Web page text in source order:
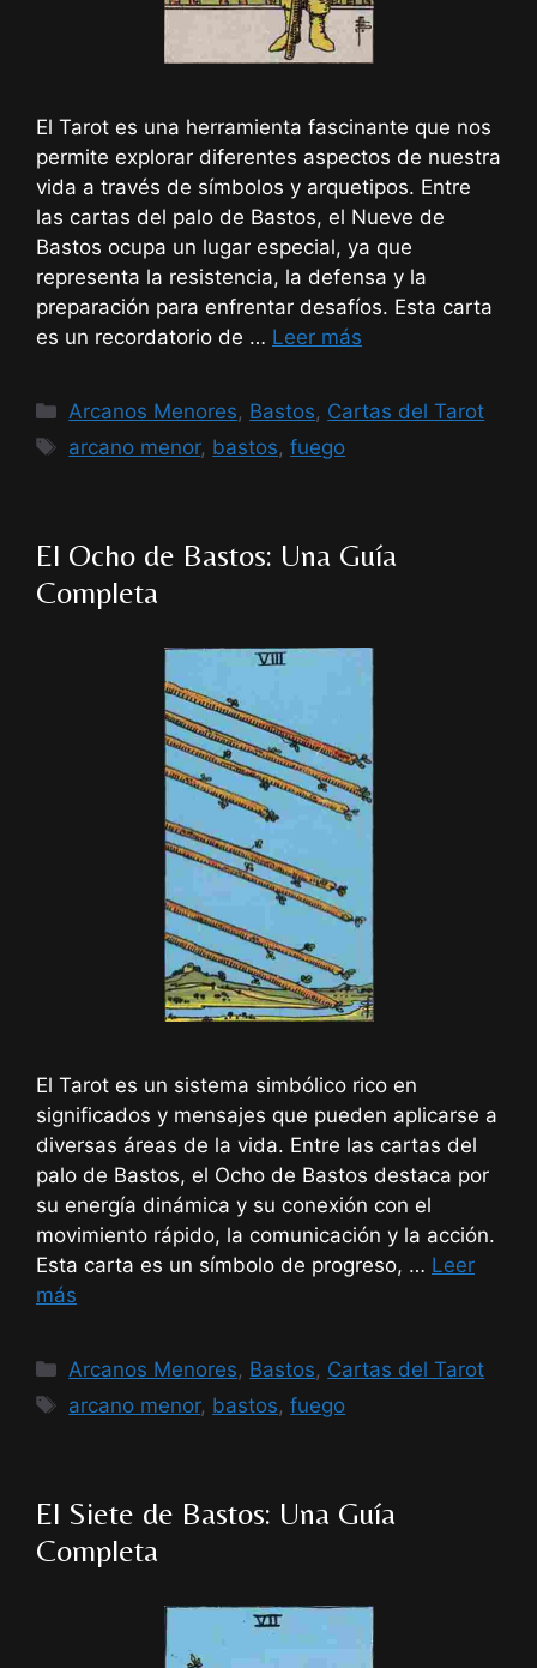
El Tarot es una herramienta fascinante que nos
permite explorar diferentes aspectos de nuestra
vida a través de símbolos y arquetipos. Entre
las cartas del palo de Bastos, el Nueve de
Bastos ocupa un lugar especial, ya que
representa la resistencia, la defensa y la
preparación para enfrentar desafíos. Esta carta
es un recordatorio de … Leer más
Categorías
Arcanos Menores, Bastos, Cartas del Tarot
Etiquetas
arcano menor, bastos,fuego
El Ocho de Bastos: Una Guía
Completa
El Tarot es un sistema simbólico rico en
significados y mensajes que pueden aplicarse a
diversas áreas de la vida. Entre las cartas del
palo de Bastos, el Ocho de Bastos destaca por
su energía dinámica y su conexión con el
movimiento rápido, la comunicación y la acción.
Esta carta es un símbolo de progreso, … Leer
más
Categorías
Arcanos Menores, Bastos, Cartas del Tarot
Etiquetas
arcano menor, bastos,fuego
El Siete de Bastos: Una Guía
Completa